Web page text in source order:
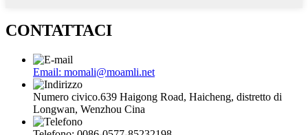
CONTATTACI
Email: momali@moamli.net
Numero civico.639 Haigong Road, Haicheng, distretto di
Longwan, Wenzhou Cina